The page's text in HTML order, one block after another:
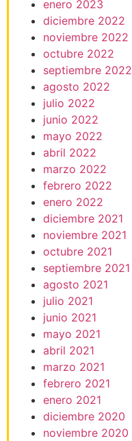
enero 2023
diciembre 2022
noviembre 2022
octubre 2022
septiembre 2022
agosto 2022
julio 2022
junio 2022
mayo 2022
abril 2022
marzo 2022
febrero 2022
enero 2022
diciembre 2021
noviembre 2021
octubre 2021
septiembre 2021
agosto 2021
julio 2021
junio 2021
mayo 2021
abril 2021
marzo 2021
febrero 2021
enero 2021
diciembre 2020
noviembre 2020